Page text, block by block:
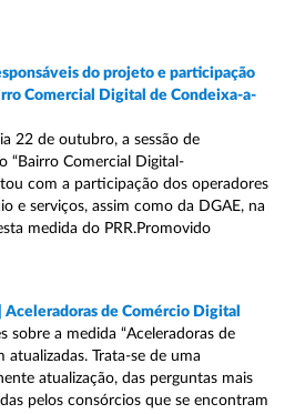
do projeto e participação
Comercial Digital de Condeixa-a-
22 de outubro, a sessão de
“Bairro Comercial Digital-
com a participação dos operadores
e serviços, assim como da DGAE, na
medida do PRR.Promovido
Aceleradoras de Comércio Digital
sobre a medida “Aceleradoras de
Trata-se de uma
atualização, das perguntas mais
pelos consórcios que se encontram